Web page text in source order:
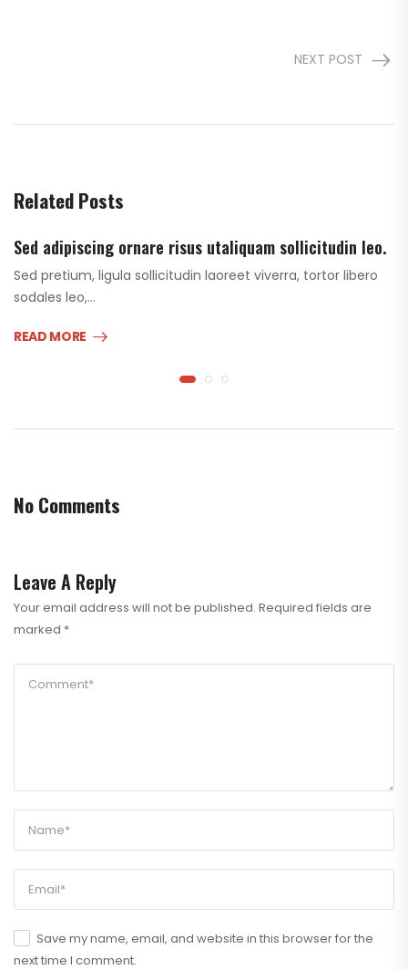
NEXT POST
Related Posts
Sed adipiscing ornare risus utaliquam sollicitudin leo.
Sed pretium, ligula sollicitudin laoreet viverra, tortor libero
sodales leo,…
READ MORE
No Comments
Leave A Reply
Your email address will not be published. Required fields are
marked *
Save my name, email, and website in this browser for the
next time I comment.